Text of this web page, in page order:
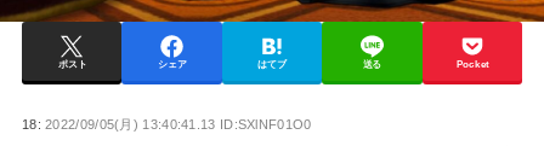
ポスト シェア はてブ 送る Pocket
18:2022/09/05(月) 13:40:41.13 ID:SXlNF01O0